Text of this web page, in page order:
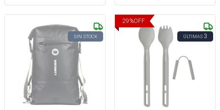
SIN STOCK
29%OFF
ÚLTIMAS3